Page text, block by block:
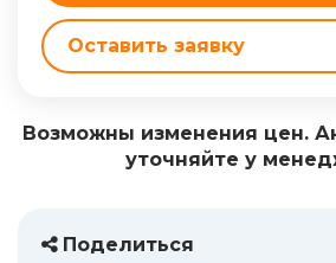
Оставить заявку
Возможны изменения цен.
уточняйте у
Поделиться